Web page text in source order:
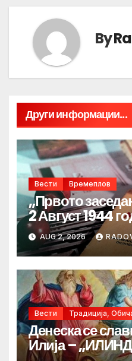
By
Други информации...
Вести Времеплов
„Првото
2 Август 1944
AUG 2, 2026
Вести Традиција,
Денеска се
Илија –